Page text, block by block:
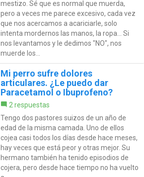
mestizo. Sé que es normal que muerda,
pero a veces me parece excesivo, cada vez
que nos acercamos a acariciarle, solo
intenta mordernos las manos, la ropa... Si
nos levantamos y le dedimos "NO", nos
muerde los...
Mi perro sufre dolores
articulares. ¿Le puedo dar
Paracetamol o Ibuprofeno?
2 respuestas
Tengo dos pastores suizos de un año de
edad de la misma camada. Uno de ellos
cojea casi todos los días desde hace meses,
hay veces que está peor y otras mejor. Su
hermano también ha tenido episodios de
cojera, pero desde hace tiempo no ha vuelto